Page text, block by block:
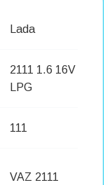
Lada
2111 1.6 16V
LPG
111
VAZ 2111